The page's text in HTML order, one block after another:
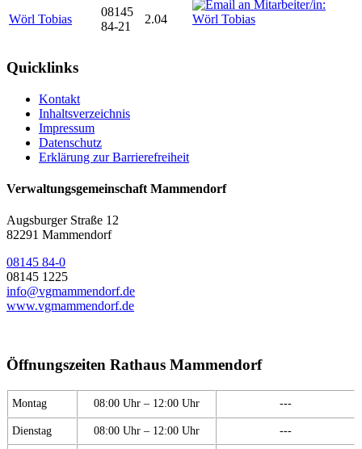
Wörl Tobias
08145
84-21
2.04
Quicklinks
Kontakt
Inhaltsverzeichnis
Impressum
Datenschutz
Erklärung zur Barrierefreiheit
Verwaltungsgemeinschaft Mammendorf
Augsburger Straße 12
82291 Mammendorf
08145 84-0
08145 1225
info@vgmammendorf.de
www.vgmammendorf.de
Öffnungszeiten Rathaus Mammendorf
Montag 08:00 Uhr – 12:00 Uhr ---
Dienstag 08:00 Uhr – 12:00 Uhr ---